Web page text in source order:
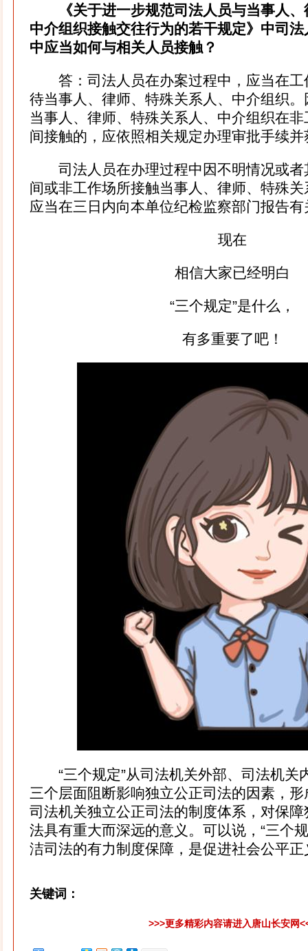
《关于进一步规范司法人员与当事人
中介组织接触交往行为的若干规定》中司
中应当如何与相关人员接触？
答：司法人员在办案过程中，应当在工
待当事人、律师、特殊关系人、中介组织
当事人、律师、特殊关系人、中介组织在
间接触的，应依照相关规定办理审批手续
司法人员在办理过程中因不明情况或者
间或非工作场所接触当事人、律师、特殊
应当在三日内向本单位纪检监察部门报告
现在
相信大家已经明白
“三个规定”是什么，
有多重要了吧！
“三个规定”从司法机关外部、司法机关
三个层面阻断影响独立公正司法的因素，
司法机关独立公正司法的制度体系，对保
法具有重大而深远的意义。可以说，“三个
洁司法的有力制度保障，是促进社会公平正
关键词：
>>>更多精彩内容请进入唐山长安网